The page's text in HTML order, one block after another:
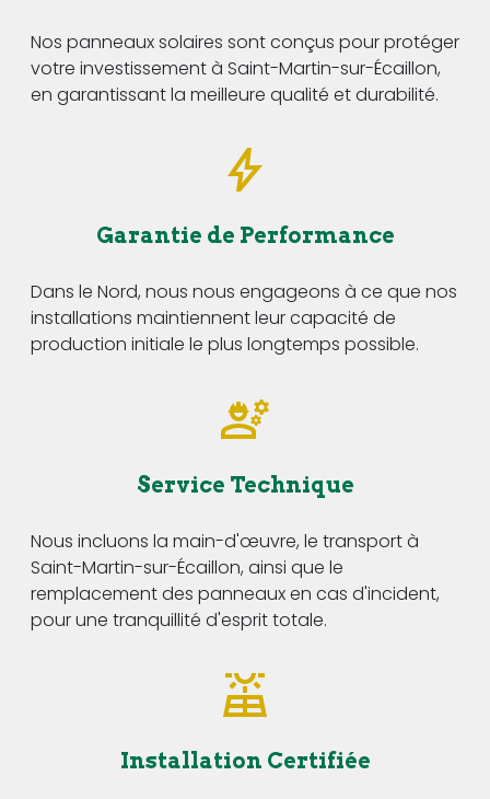
Nos panneaux solaires sont conçus pour protéger
votre investissement à Saint-Martin-sur-Écaillon,
en garantissant la meilleure qualité et durabilité.
Garantie de Performance
Dans le Nord, nous nous engageons à ce que nos
installations maintiennent leur capacité de
production initiale le plus longtemps possible.
Service Technique
Nous incluons la main-d'œuvre, le transport à
Saint-Martin-sur-Écaillon, ainsi que le
remplacement des panneaux en cas d'incident,
pour une tranquillité d'esprit totale.
Installation Certifiée